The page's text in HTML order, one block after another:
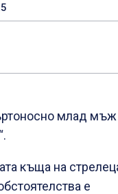
млад
къща на
е